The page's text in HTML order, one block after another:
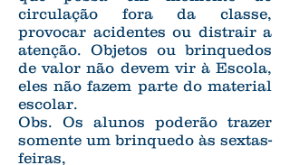
circulação fora da classe,
provocar acidentes ou distrair a
atenção. Objetos ou brinquedos
de valor não devem vir à Escola,
eles não fazem parte do material
escolar.
Obs. Os alunos poderão trazer
somente um brinquedo às sextas-
feiras,